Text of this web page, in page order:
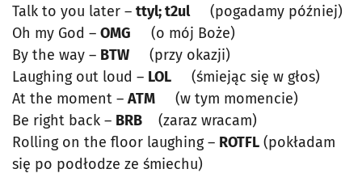
Talk to you later – ttyl; t2ul(pogadamy później)
Oh my God – OMG (o mój Boże)
By the way – BTW (przy okazji)
Laughing out loud – LOL (śmiejąc się w głos)
At the moment – ATM (w tym momencie)
Be right back – BRB (zaraz wracam)
Rolling on the floor laughing – ROTFL (pokładam
się po podłodze ze śmiechu)